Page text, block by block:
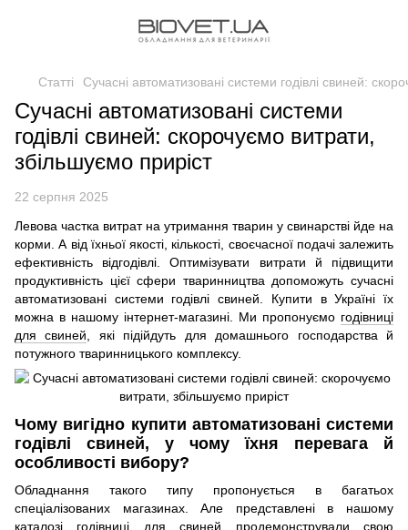
Статті Сучасні автоматизовані системи годівлі свиней:
Сучасні автоматизовані системи
годівлі свиней: скорочуємо витрати,
збільшуємо приріст
22 серпня 2025
Левова частка витрат на утримання тварин у свинарстві йде на
корми. А від їхньої якості, кількості, своєчасної подачі залежить
ефективність відгодівлі. Оптимізувати витрати й підвищити
продуктивність цієї сфери тваринництва допоможуть сучасні
автоматизовані системи годівлі свиней. Купити в Україні їх
можна в нашому інтернет-магазині. Ми пропонуємо годівниці
для свиней , які підійдуть для домашнього господарства й
потужного тваринницького комплексу.
Чому вигідно купити автоматизовані системи
годівлі свиней, у чому їхня перевага й
особливості вибору?
Обладнання такого типу пропонується в багатьох
спеціалізованих магазинах. Але представлені в нашому
каталозі годівниці для свиней продемонстрували свою